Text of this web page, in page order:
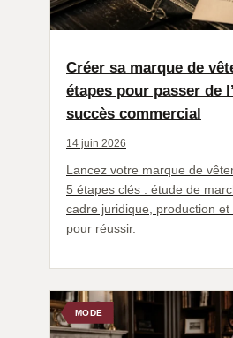
Créer sa marque de
étapes pour passer de
succès commercial
14 juin 2026
Lancez votre marque de
5 étapes clés : étude de
cadre juridique, production
pour réussir.
MODE